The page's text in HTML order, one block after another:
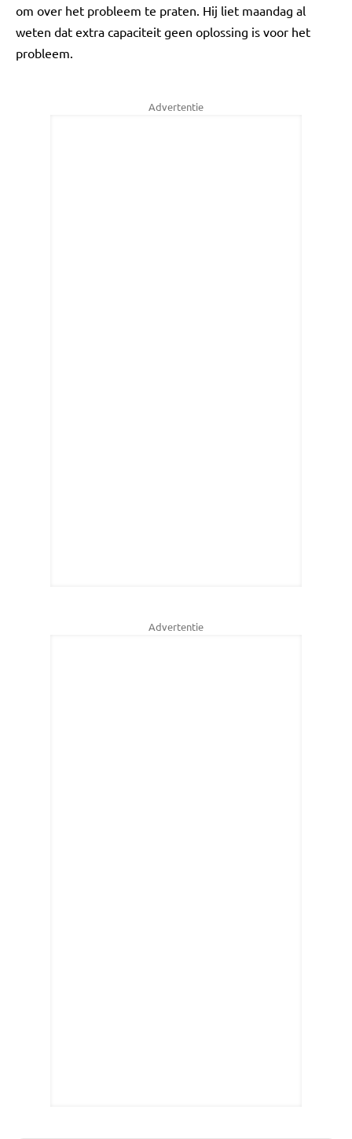
om over het probleem te praten. Hij liet maandag al
weten dat extra capaciteit geen oplossing is voor het
probleem.
Advertentie
Advertentie